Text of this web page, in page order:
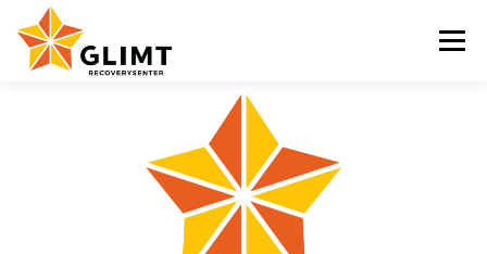
innhold
Meny
KALENDER
ENGLISH